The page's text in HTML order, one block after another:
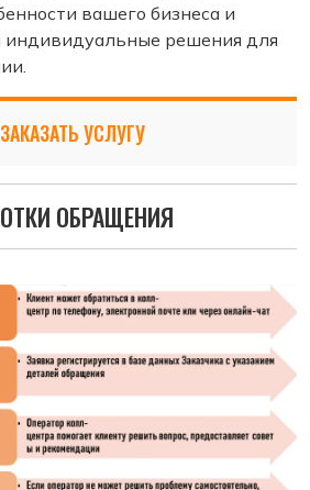
вашего бизнеса и
индивидуальные решения для
ЗАКАЗАТЬ УСЛУГУ
ОБРАЩЕНИЯ